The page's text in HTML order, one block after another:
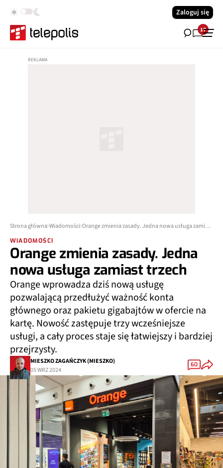
Zaloguj się
17
Strona główna Wiadomości Orange zmienia zasady. Jedna nowa usługa zamiast trzech
WIADOMOŚCI
Orange zmienia zasady. Jedna
nowa usługa zamiast trzech
Orange wprowadza dziś nową usługę
pozwalającą przedłużyć ważność konta
głównego oraz pakietu gigabajtów w ofercie na
kartę. Nowość zastępuje trzy wcześniejsze
usługi, a cały proces staje się łatwiejszy i bardziej
przejrzysty.
MIESZKO ZAGAŃCZYK (MIESZKO)
05 WRZ 2024
60